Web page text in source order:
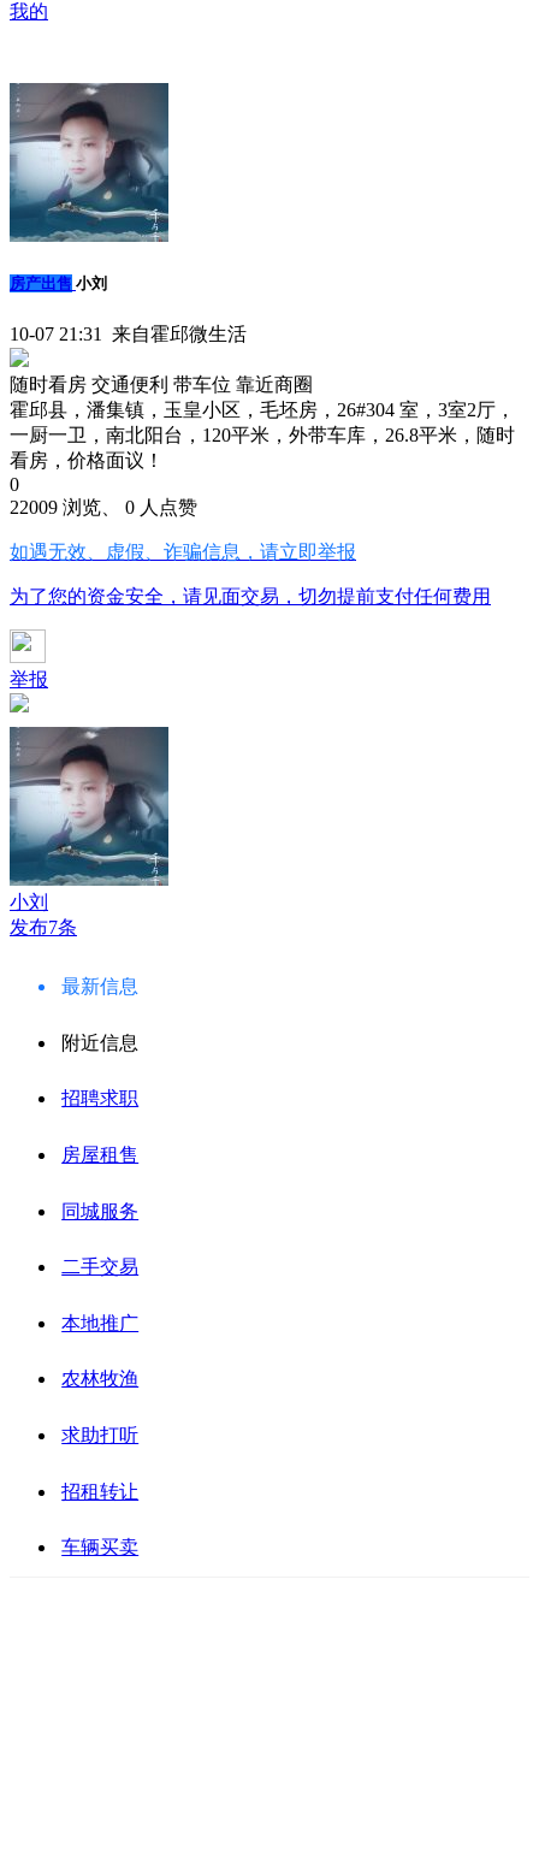
我的
房产出售 小刘
10-07 21:31 来自霍邱微生活
随时看房 交通便利 带车位 靠近商圈
霍邱县，潘集镇，玉皇小区，毛坯房，26#304 室，3室2厅，
一厨一卫，南北阳台，120平米，外带车库，26.8平米，随时
看房，价格面议！
0
22009 浏览、 0 人点赞
如遇无效、虚假、诈骗信息，请立即举报
为了您的资金安全，请见面交易，切勿提前支付任何费用
举报
小刘
发布7条
最新信息
附近信息
招聘求职
房屋租售
同城服务
二手交易
本地推广
农林牧渔
求助打听
招租转让
车辆买卖